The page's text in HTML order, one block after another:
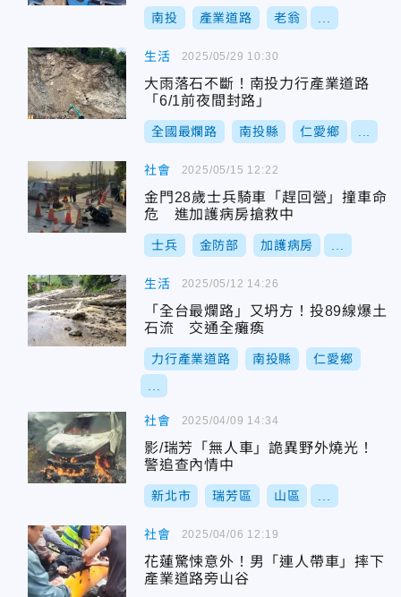
南投 產業道路 老翁
生活
大雨落石不斷！南投力行產業道路
「6/1前夜間封路」
全國最爛路 南投縣 仁愛鄉
2025/05/29 10:30
社會
金門28歲士兵騎車「趕回營」撞車命
危 進加護病房搶救中
士兵 金防部 加護病房
2025/05/15 12:22
生活
「全台最爛路」又坍方！投89線爆土
石流 交通全癱瘓
力行產業道路 南投縣 仁愛鄉
2025/05/12 14:26
社會
影/瑞芳「無人車」詭異野外燒光！
警追查內情中
新北市 瑞芳區 山區
2025/04/09 14:34
社會
花蓮驚悚意外！男「連人帶車」摔下
產業道路旁山谷
2025/04/06 12:19